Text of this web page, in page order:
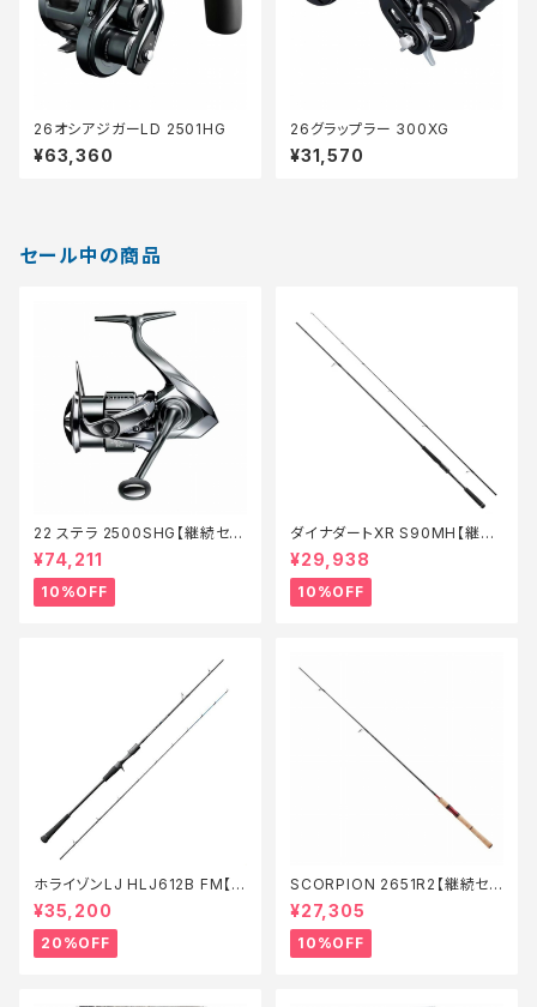
26オシアジガーLD 2501HG
¥63,360
26グラップラー 300XG
¥31,570
セール中の商品
22 ステラ 2500SHG【継続セー
ル_リール】【10】
¥74,211
10%OFF
ダイナダートXR S90MH【継続
セール_ロッド】【10】
¥29,938
10%OFF
ホライゾンLJ HLJ612B FM【特
価ロッド】【20】
¥35,200
20%OFF
SCORPION 2651R2【継続セ
ール_ロッド】【10】
¥27,305
10%OFF